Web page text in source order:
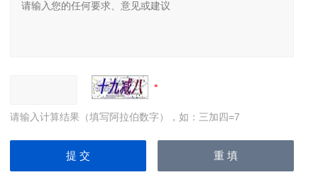
请输入计算结果（填写阿拉伯数字），如：三加四=7